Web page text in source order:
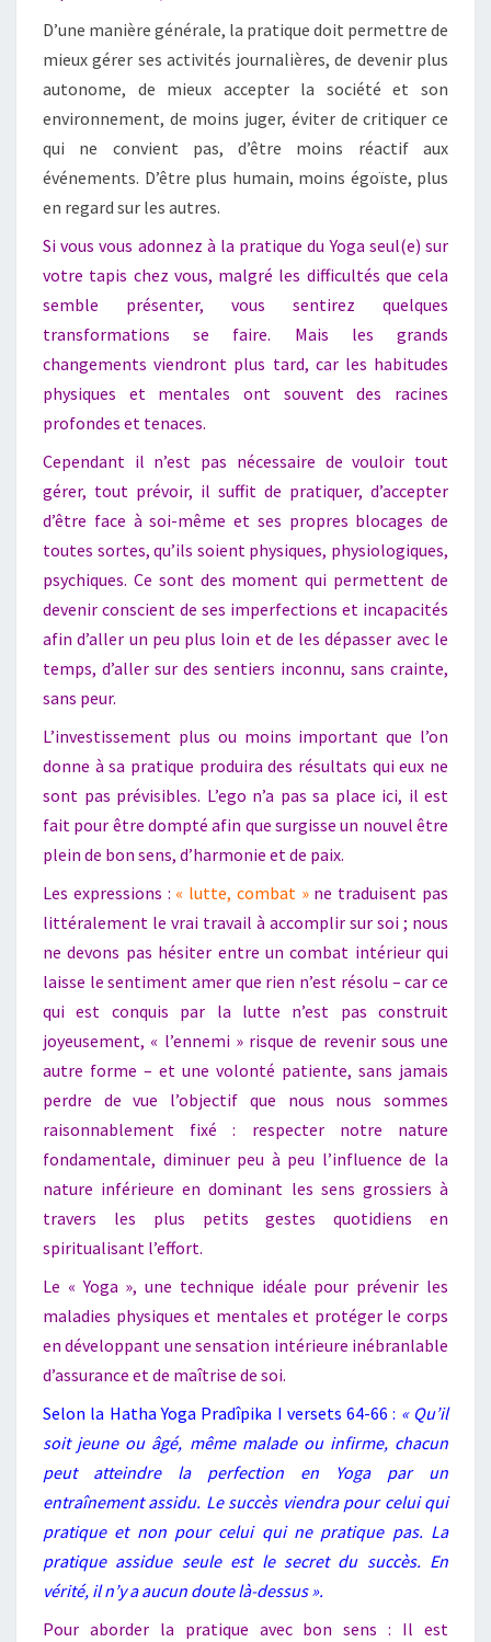
D’une manière générale, la pratique doit permettre de
mieux gérer ses activités journalières, de devenir plus
autonome, de mieux accepter la société et son
environnement, de moins juger, éviter de critiquer ce
qui ne convient pas, d’être moins réactif aux
événements. D’être plus humain, moins égoïste, plus
en regard sur les autres.
Si vous vous adonnez à la pratique du Yoga seul(e) sur
votre tapis chez vous, malgré les difficultés que cela
semble présenter, vous sentirez quelques
transformations se faire. Mais les grands
changements viendront plus tard, car les habitudes
physiques et mentales ont souvent des racines
profondes et tenaces.
Cependant il n’est pas nécessaire de vouloir tout
gérer, tout prévoir, il suffit de pratiquer, d’accepter
d’être face à soi-même et ses propres blocages de
toutes sortes, qu’ils soient physiques, physiologiques,
psychiques. Ce sont des moment qui permettent de
devenir conscient de ses imperfections et incapacités
afin d’aller un peu plus loin et de les dépasser avec le
temps, d’aller sur des sentiers inconnu, sans crainte,
sans peur.
L’investissement plus ou moins important que l’on
donne à sa pratique produira des résultats qui eux ne
sont pas prévisibles. L’ego n’a pas sa place ici, il est
fait pour être dompté afin que surgisse un nouvel être
plein de bon sens, d’harmonie et de paix.
Les expressions : « lutte, combat »ne traduisent pas
littéralement le vrai travail à accomplir sur soi ; nous
ne devons pas hésiter entre un combat intérieur qui
laisse le sentiment amer que rien n’est résolu – car ce
qui est conquis par la lutte n’est pas construit
joyeusement, « l’ennemi » risque de revenir sous une
autre forme – et une volonté patiente, sans jamais
perdre de vue l’objectif que nous nous sommes
raisonnablement fixé : respecter notre nature
fondamentale, diminuer peu à peu l’influence de la
nature inférieure en dominant les sens grossiers à
travers les plus petits gestes quotidiens en
spiritualisant l’effort.
Le « Yoga », une technique idéale pour prévenir les
maladies physiques et mentales et protéger le corps
en développant une sensation intérieure inébranlable
d’assurance et de maîtrise de soi.
Selon la Hatha Yoga Pradîpika I versets 64-66 : « Qu’il
soit jeune ou âgé, même malade ou infirme, chacun
peut atteindre la perfection en Yoga par un
entraînement assidu. Le succès viendra pour celui qui
pratique et non pour celui qui ne pratique pas. La
pratique assidue seule est le secret du succès. En
vérité, il n’y a aucun doute là-dessus ».
Pour aborder la pratique avec bon sens : Il est